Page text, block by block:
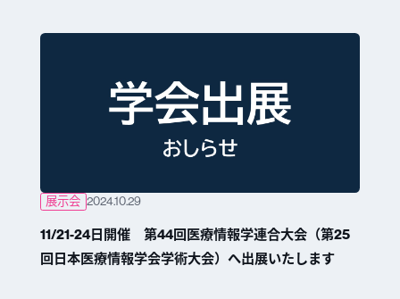
展示会 2024.10.29
11/21-24日開催 第44回医療情報学連合大会（第25
回日本医療情報学会学術大会）へ出展いたします